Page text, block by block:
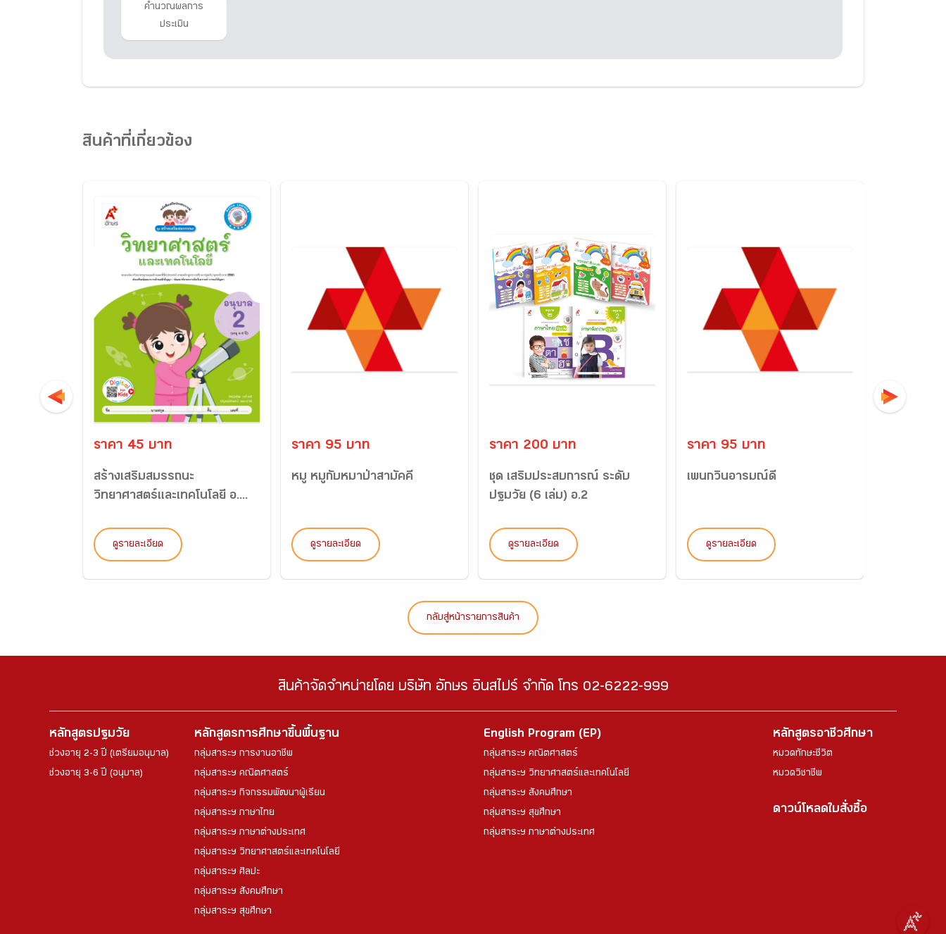
คำนวณผลการ
ประเมิน
สินค้าที่เกี่ยวข้อง
ราคา 45 บาท
สร้างเสริมสมรรถนะ
วิทยาศาสตร์และเทคโนโลยี อ....
ดูรายละเอียด
ราคา 95 บาท
หมู หมูกับหมาป่าสามัคคี
ดูรายละเอียด
ราคา 200 บาท
ชุด เสริมประสบการณ์ ระดับ
ปฐมวัย (6 เล่ม) อ.2
ดูรายละเอียด
ราคา 95 บาท
เพนกวินอารมณ์ดี
ดูรายละเอียด
กลับสู่หน้ารายการสินค้า
สินค้าจัดจำหน่ายโดย บริษัท อักษร อินสไปร์ จำกัด โทร 02-6222-999
หลักสูตรปฐมวัย
ช่วงอายุ 2-3 ปี (เตรียมอนุบาล)
ช่วงอายุ 3-6 ปี (อนุบาล)
หลักสูตรการศึกษาขึ้นพื้นฐาน
กลุ่มสาระฯ การงานอาชีพ
กลุ่มสาระฯ คณิตศาสตร์
กลุ่มสาระฯ กิจกรรมพัฒนาผู้เรียน
กลุ่มสาระฯ ภาษาไทย
กลุ่มสาระฯ ภาษาต่างประเทศ
กลุ่มสาระฯ วิทยาศาสตร์และเทคโนโลยี
กลุ่มสาระฯ ศิลปะ
กลุ่มสาระฯ สังคมศึกษา
กลุ่มสาระฯ สุขศึกษา
English Program (EP)
กลุ่มสาระฯ คณิตศาสตร์
กลุ่มสาระฯ วิทยาศาสตร์และเทคโนโลยี
กลุ่มสาระฯ สังคมศึกษา
กลุ่มสาระฯ สุขศึกษา
กลุ่มสาระฯ ภาษาต่างประเทศ
หลักสูตรอาชีวศึกษา
หมวดทักษะชีวิต
หมวดวิชาชีพ
ดาวน์โหลดใบสั่งซื้อ